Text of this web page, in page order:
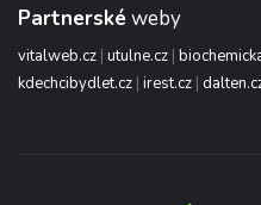
Partnerské weby
vitalweb.cz | utulne.cz |
kdechcibydlet.cz | irest.cz |